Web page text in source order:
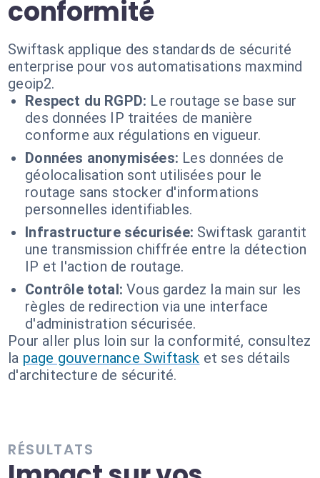
conformité
Swiftask applique des standards de sécurité
enterprise pour vos automatisations maxmind
geoip2.
Respect du RGPD: Le routage se base sur
des données IP traitées de manière
conforme aux régulations en vigueur.
Données anonymisées: Les données de
géolocalisation sont utilisées pour le
routage sans stocker d'informations
personnelles identifiables.
Infrastructure sécurisée: Swiftask garantit
une transmission chiffrée entre la détection
IP et l'action de routage.
Contrôle total: Vous gardez la main sur les
règles de redirection via une interface
d'administration sécurisée.
Pour aller plus loin sur la conformité, consultez
la page gouvernance Swiftask et ses détails
d'architecture de sécurité.
RÉSULTATS